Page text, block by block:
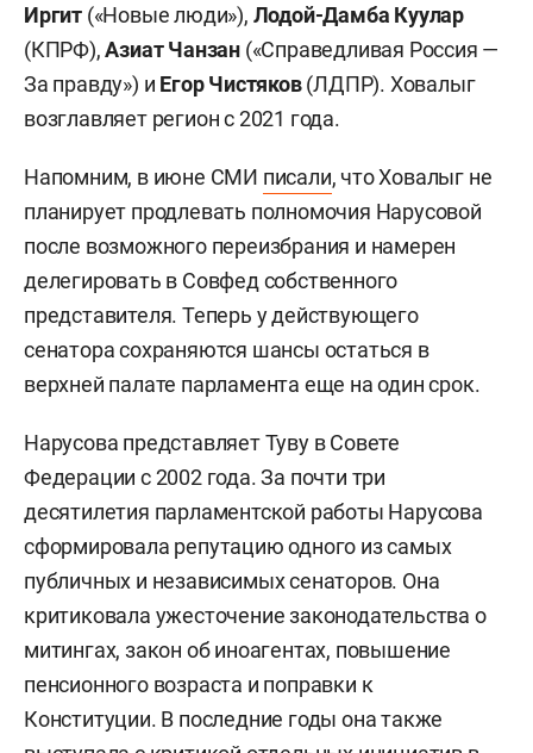
Иргит («Новые люди»), Лодой-Дамба Куулар
(КПРФ),Азиат Чанзан («Справедливая Россия —
За правду») и Егор Чистяков(ЛДПР). Ховалыг
возглавляет регион с 2021 года.
Напомним, в июне СМИ писали, что Ховалыг не
планирует продлевать полномочия Нарусовой
после возможного переизбрания и намерен
делегировать в Совфед собственного
представителя. Теперь у действующего
сенатора сохраняются шансы остаться в
верхней палате парламента еще на один срок.
Нарусова представляет Туву в Совете
Федерации с 2002 года. За почти три
десятилетия парламентской работы Нарусова
сформировала репутацию одного из самых
публичных и независимых сенаторов. Она
критиковала ужесточение законодательства о
митингах, закон об иноагентах, повышение
пенсионного возраста и поправки к
Конституции. В последние годы она также